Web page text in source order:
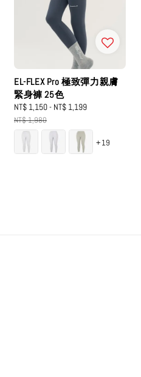
EL-FLEX Pro 極致彈力親膚
緊身褲 25色
Sale
price
NT$ 1,150- NT$ 1,199
NT$ 1,980
+19